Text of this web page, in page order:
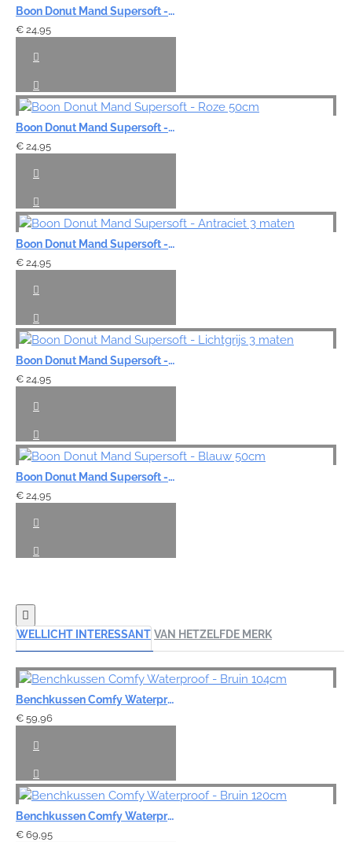
Boon Donut Mand Supersoft - Mintgroen 50cm
€ 24,95
Boon Donut Mand Supersoft - Roze 50cm
€ 24,95
Boon Donut Mand Supersoft - Antraciet 3 maten
€ 24,95
Boon Donut Mand Supersoft - Lichtgrijs 3 maten
€ 24,95
Boon Donut Mand Supersoft - Blauw 50cm
€ 24,95
WELLICHT INTERESSANT VAN HETZELFDE MERK
Benchkussen Comfy Waterproof - Bruin 104cm
€ 59,96
Benchkussen Comfy Waterproof - Bruin 120cm
€ 69,95